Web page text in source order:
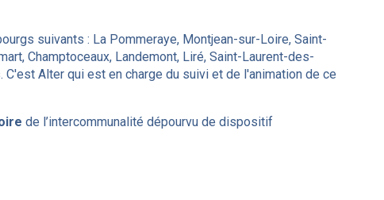
suivants : La Pommeraye, Montjean-sur-Loire, Saint-
Champtoceaux, Landemont, Liré, Saint-Laurent-des-
Alter qui est en charge du suivi et de l'animation de ce
de l’intercommunalité dépourvu de dispositif